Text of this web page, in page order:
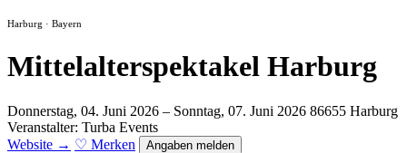
Harburg · Bayern
Mittelalterspektakel Harburg
Donnerstag, 04. Juni 2026 – Sonntag, 07. Juni 2026 86655 Harburg
Veranstalter: Turba Events
Website → ♡ Merken Angaben melden